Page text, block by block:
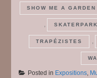
SHOW ME A
, SKATERPARK
TRAPÉZISTES ,
Posted in Expositions,